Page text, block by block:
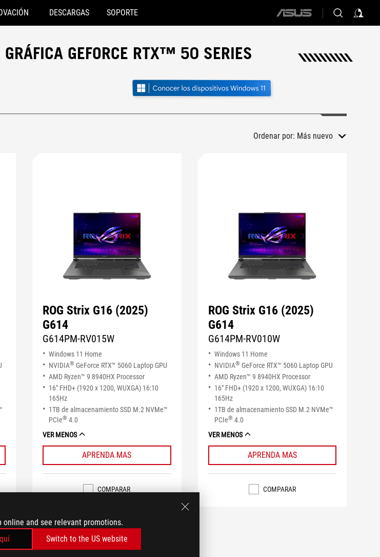
and see relevant promotions.
Switch to the US website
DESCARGAS SOPORTE
ASUS
GEFORCE RTX™ 50 SERIES
Ordenar por: Más nuevo
ROG Strix G16 (2025)
G614
G614PM-RV015W
Windows 11 Home
NVIDIA® GeForce RTX™ 5060 Laptop GPU
AMD Ryzen™ 9 8940HX Processor
16" FHD+ (1920 x 1200, WUXGA) 16:10
165Hz
1TB de almacenamiento SSD M.2 NVMe™
PCIe® 4.0
VER MENOS
APRENDA MAS
COMPARAR
ROG Strix G16 (2025)
G614
G614PM-RV010W
Windows 11 Home
NVIDIA® GeForce RTX™ 5060 Laptop GPU
AMD Ryzen™ 9 8940HX Processor
16" FHD+ (1920 x 1200, WUXGA) 16:10
165Hz
1TB de almacenamiento SSD M.2 NVMe™
PCIe® 4.0
VER MENOS
APRENDA MAS
COMPARAR